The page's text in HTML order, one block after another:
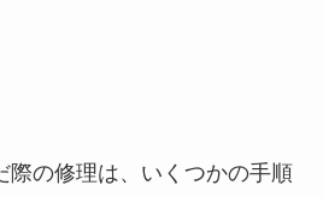
際の修理は、いくつかの手順